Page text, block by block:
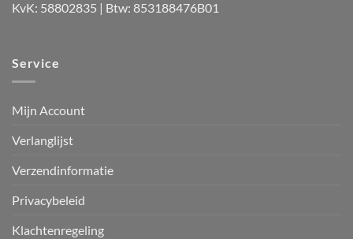
KvK: 58802835 | Btw: 853188476B01
Service
Mijn Account
Verlanglijst
Verzendinformatie
Privacybeleid
Klachtenregeling